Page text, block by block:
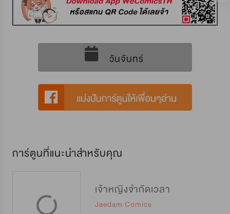
วันจันทร์
การ์ตูนที่แนะนำสำหรับคุณ
เจ้าหญิงจำกัดเวลา
Jaedam Comics